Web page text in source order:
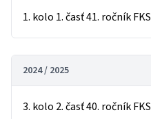
1. kolo 1. časť 41. ročník FKS
2024 / 2025
3. kolo 2. časť 40. ročník FKS